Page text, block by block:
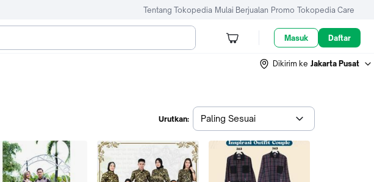
Tentang Tokopedia Mulai Berjualan Promo Tokopedia Care
Masuk Daftar
Dikirim ke Jakarta Pusat
Urutkan: Paling Sesuai